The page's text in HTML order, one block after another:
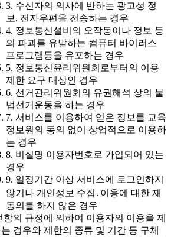
3. 수신자의 의사에 반하는 광고성 정
보, 전자우편을 전송하는 경우
4. 정보통신설비의 오작동이나 정보 등
의 파괴를 유발하는 컴퓨터 바이러스
프로그램등을 유포하는 경우
5. 정보통신윤리위원회로부터의 이용
제한 요구 대상인 경우
6. 선거관리위원회의 유권해석 상의 불
법선거운동을 하는 경우
7. 서비스를 이용하여 얻은 정보를 교육
정보원의 동의 없이 상업적으로 이용하
는 경우
8. 비실명 이용자번호로 가입되어 있는
경우
9. 일정기간 이상 서비스에 로그인하지
않거나 개인정보 수집․이용에 대한 재
동의를 하지 않은 경우
의 규정에 의하여 이용자의 이용을 제
경우와 제한의 종류 및 기간 등 구체